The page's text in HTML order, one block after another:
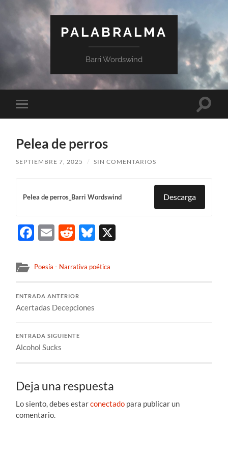
PALABRALMA
Barri Wordswind
Pelea de perros
SEPTIEMBRE 7, 2025 / SIN COMENTARIOS
Pelea de perros_Barri Wordswind Descarga
Facebook
EmailRedditBluesky
Poesía - Narrativa poética
ENTRADA ANTERIOR
Acertadas Decepciones
ENTRADA SIGUIENTE
Alcohol Sucks
Deja una respuesta
Lo siento, debes estarconectado para publicar un
comentario.